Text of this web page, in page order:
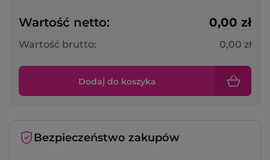
Wartość netto: 0,00 zł
Wartość brutto: 0,00 zł
Dodaj do koszyka
Bezpieczeństwo zakupów